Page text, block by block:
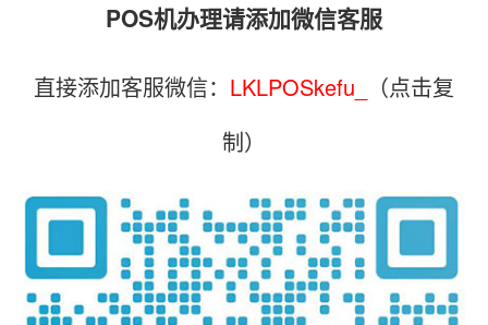
POS机办理请添加微信客服
直接添加客服微信： LKLPOSkefu_
（点击复
制）